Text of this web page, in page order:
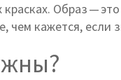
Образ —
кажется, если